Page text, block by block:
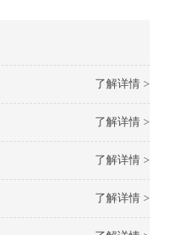
了解详情 >
了解详情 >
了解详情 >
了解详情 >